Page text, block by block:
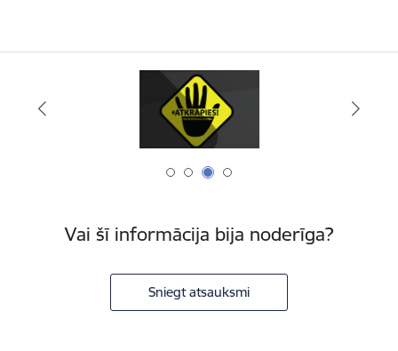
Vai šī informācija bija noderīga?
Sniegt atsauksmi